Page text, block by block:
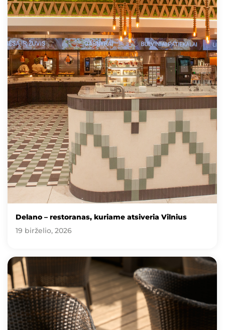
Delano – restoranas, kuriame atsiveria Vilnius
19 birželio, 2026